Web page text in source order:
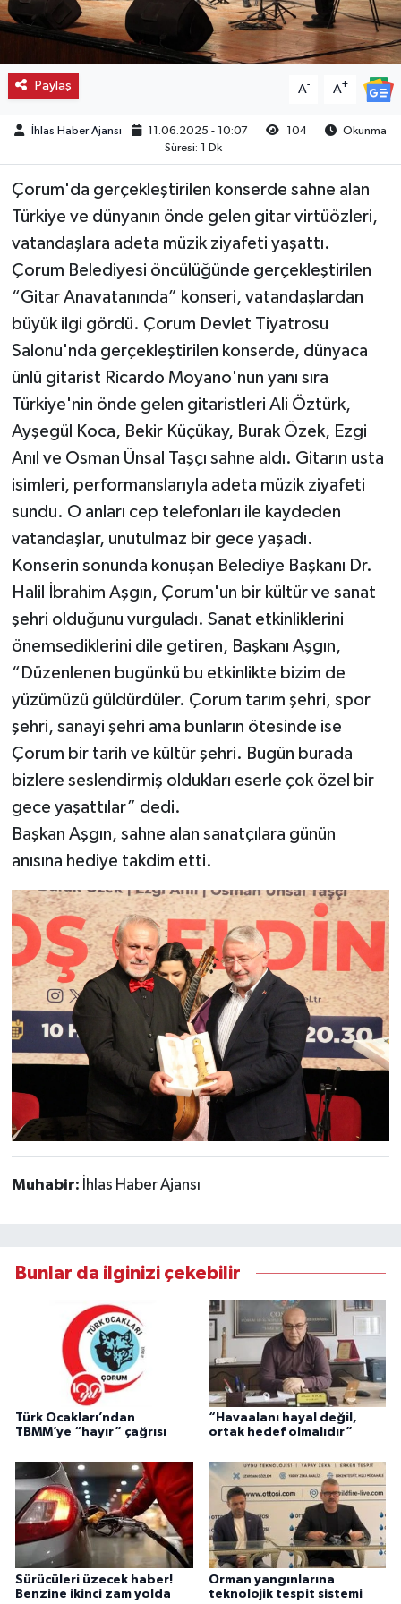
Paylaş A- A+
İhlas Haber Ajansı 11.06.2025 - 10:07 104
Okunma
Süresi: 1 Dk
Çorum'da gerçekleştirilen konserde sahne alan
Türkiye ve dünyanın önde gelen gitar virtüözleri,
vatandaşlara adeta müzik ziyafeti yaşattı.
Çorum Belediyesi öncülüğünde gerçekleştirilen
“Gitar Anavatanında” konseri, vatandaşlardan
büyük ilgi gördü. Çorum Devlet Tiyatrosu
Salonu'nda gerçekleştirilen konserde, dünyaca
ünlü gitarist Ricardo Moyano'nun yanı sıra
Türkiye'nin önde gelen gitaristleri Ali Öztürk,
Ayşegül Koca, Bekir Küçükay, Burak Özek, Ezgi
Anıl ve Osman Ünsal Taşçı sahne aldı. Gitarın usta
isimleri, performanslarıyla adeta müzik ziyafeti
sundu. O anları cep telefonları ile kaydeden
vatandaşlar, unutulmaz bir gece yaşadı.
Konserin sonunda konuşan Belediye Başkanı Dr.
Halil İbrahim Aşgın, Çorum'un bir kültür ve sanat
şehri olduğunu vurguladı. Sanat etkinliklerini
önemsediklerini dile getiren, Başkanı Aşgın,
“Düzenlenen bugünkü bu etkinlikte bizim de
yüzümüzü güldürdüler. Çorum tarım şehri, spor
şehri, sanayi şehri ama bunların ötesinde ise
Çorum bir tarih ve kültür şehri. Bugün burada
bizlere seslendirmiş oldukları eserle çok özel bir
gece yaşattılar” dedi.
Başkan Aşgın, sahne alan sanatçılara günün
anısına hediye takdim etti.
Muhabir: İhlas Haber Ajansı
Bunlar da ilginizi çekebilir
Türk Ocakları’ndan
TBMM’ye “hayır” çağrısı
“Havaalanı hayal değil,
ortak hedef olmalıdır”
Sürücüleri üzecek haber!
Benzine ikinci zam yolda
Orman yangınlarına
teknolojik tespit sistemi
Kargı
Laçin
Mecitözü
Oğuzlar
Ortaköy
Osmancık
Sungurlu
Uğurludağ
Sağlık